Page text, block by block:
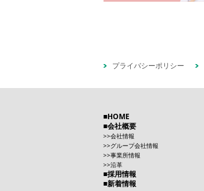
プライバシーポリシー
HOME
会社概要
会社情報
グループ会社情報
事業所情報
沿革
採用情報
新着情報